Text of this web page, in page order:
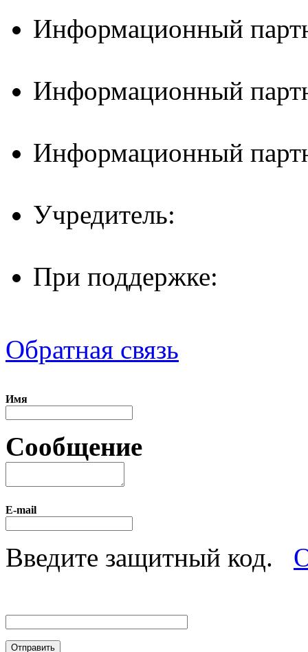
Информационный
Информационный
Информационный
Учредитель:
При поддержке:
Обратная связь
Имя
Сообщение
E-mail
Введите защитный код.